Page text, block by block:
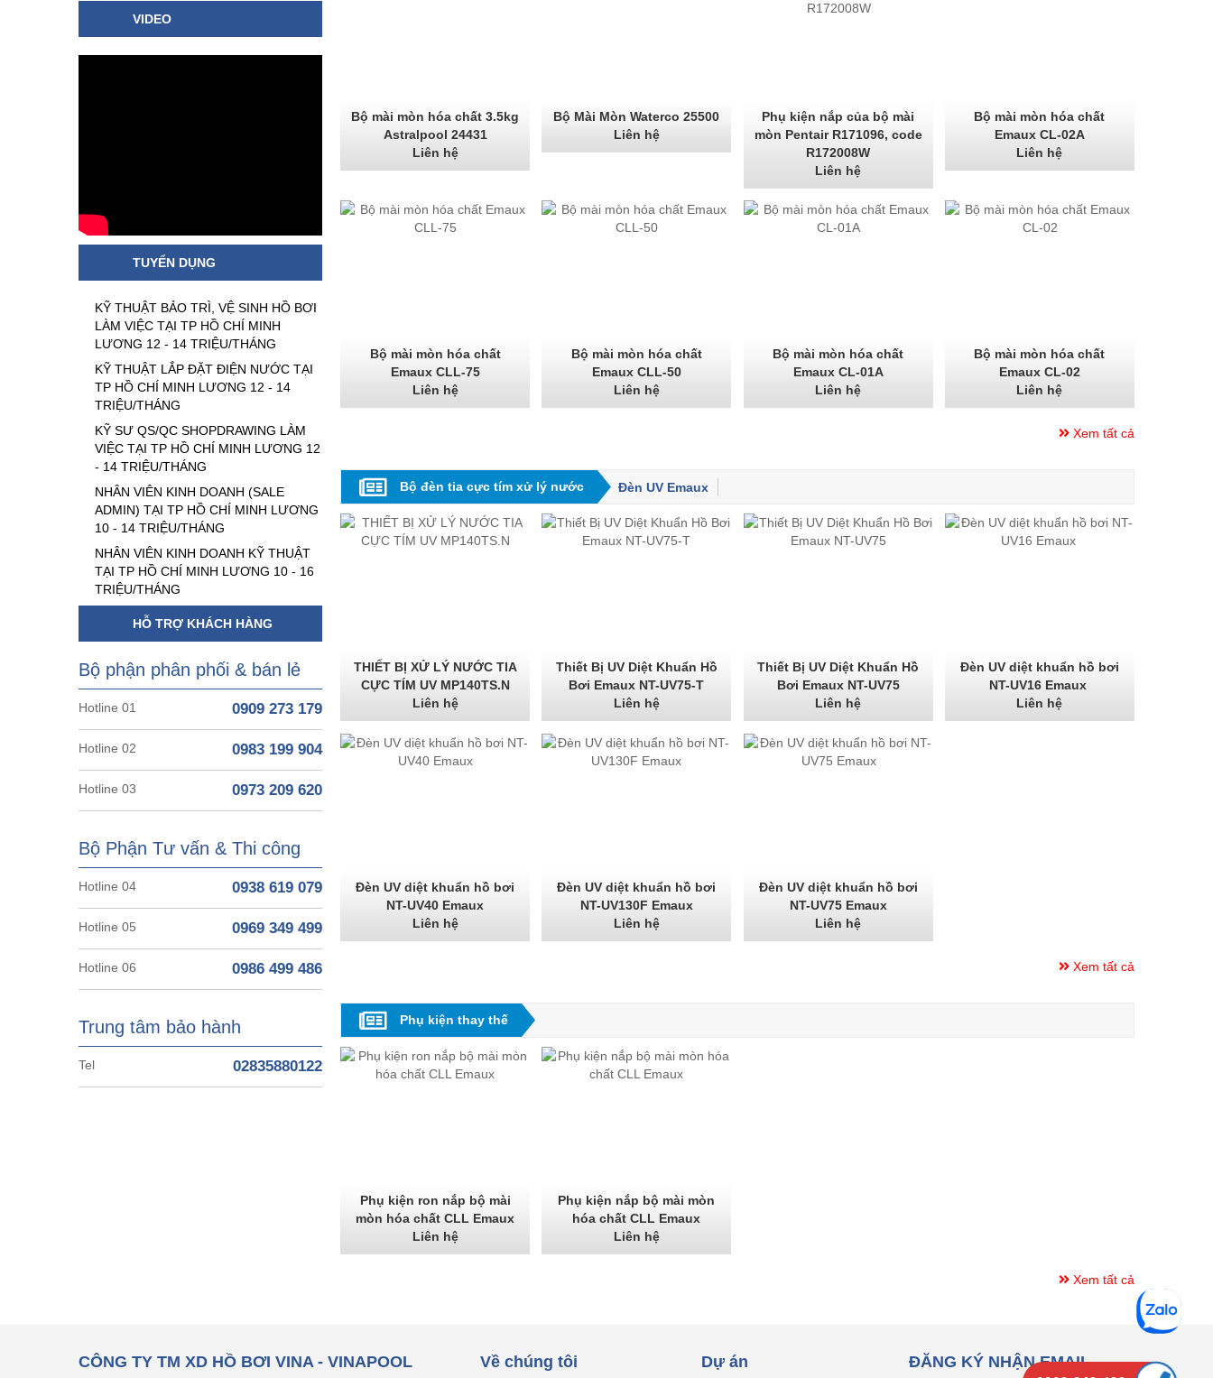
VIDEO
TUYỂN DỤNG
KỸ THUẬT BẢO TRÌ, VỆ SINH HỒ BƠI
LÀM VIỆC TẠI TP HỒ CHÍ MINH
LƯƠNG 12 - 14 TRIỆU/THÁNG
KỸ THUẬT LẮP ĐẶT ĐIỆN NƯỚC TẠI
TP HỒ CHÍ MINH LƯƠNG 12 - 14
TRIỆU/THÁNG
KỸ SƯ QS/QC SHOPDRAWING LÀM
VIỆC TẠI TP HỒ CHÍ MINH LƯƠNG 12
- 14 TRIỆU/THÁNG
NHÂN VIÊN KINH DOANH (SALE
ADMIN) TẠI TP HỒ CHÍ MINH LƯƠNG
10 - 14 TRIỆU/THÁNG
NHÂN VIÊN KINH DOANH KỸ THUẬT
TẠI TP HỒ CHÍ MINH LƯƠNG 10 - 16
TRIỆU/THÁNG
HỖ TRỢ KHÁCH HÀNG
Bộ phận phân phối & bán lẻ
Hotline 01 0909 273 179
Hotline 02 0983 199 904
Hotline 03 0973 209 620
Bộ Phận Tư vấn & Thi công
Hotline 04 0938 619 079
Hotline 05 0969 349 499
Hotline 06 0986 499 486
Trung tâm bảo hành
Tel 02835880122
Bộ mài mòn hóa chất 3.5kg
Astralpool 24431
Liên hệ
Bộ Mài Mòn Waterco 25500
Liên hệ
Phụ kiện nắp của bộ mài
mòn Pentair R171096, code
R172008W
Liên hệ
Bộ mài mòn hóa chất
Emaux CL-02A
Liên hệ
Bộ mài mòn hóa chất
Emaux CLL-75
Liên hệ
Bộ mài mòn hóa chất
Emaux CLL-50
Liên hệ
Bộ mài mòn hóa chất
Emaux CL-01A
Liên hệ
Bộ mài mòn hóa chất
Emaux CL-02
Liên hệ
Xem tất cả
Bộ đèn tia cực tím xử lý nước Đèn UV Emaux
THIẾT BỊ XỬ LÝ NƯỚC TIA
CỰC TÍM UV MP140TS.N
Liên hệ
Thiết Bị UV Diệt Khuẩn Hồ
Bơi Emaux NT-UV75-T
Liên hệ
Thiết Bị UV Diệt Khuẩn Hồ
Bơi Emaux NT-UV75
Liên hệ
Đèn UV diệt khuẩn hồ bơi
NT-UV16 Emaux
Liên hệ
Đèn UV diệt khuẩn hồ bơi
NT-UV40 Emaux
Liên hệ
Đèn UV diệt khuẩn hồ bơi
NT-UV130F Emaux
Liên hệ
Đèn UV diệt khuẩn hồ bơi
NT-UV75 Emaux
Liên hệ
Xem tất cả
Phụ kiện thay thế
Phụ kiện ron nắp bộ mài
mòn hóa chất CLL Emaux
Liên hệ
Phụ kiện nắp bộ mài mòn
hóa chất CLL Emaux
Liên hệ
Xem tất cả
CÔNG TY TM XD HỒ BƠI VINA - VINAPOOL Về chúng tôi Dự án ĐĂNG KÝ NHẬN EMAIL